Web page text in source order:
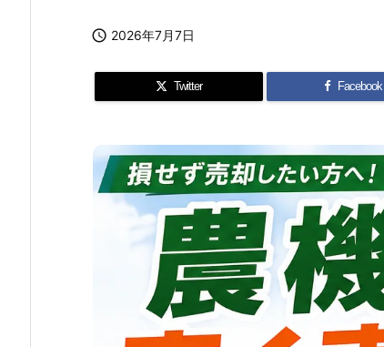
 2026年7月7日
Twitter Facebook